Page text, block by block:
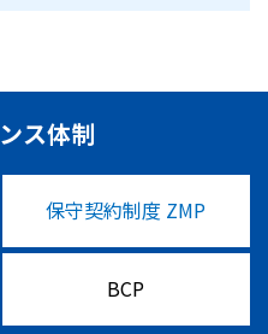
ス体制
保守契約制度 ZMP
BCP